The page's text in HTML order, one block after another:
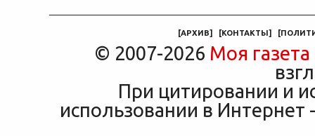
[АРХИВ] [КОНТАКТЫ] [
© 2007-2026 Моя газета
При цитировании и
использовании в Интернет